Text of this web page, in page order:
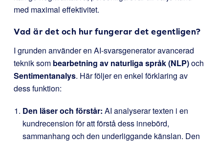
med maximal effektivitet.
Vad är det och hur fungerar det egentligen?
I grunden använder en AI-svarsgenerator avancerad
teknik som bearbetning av naturliga språk (NLP)och
Sentimentanalys. Här följer en enkel förklaring av
dess funktion:
Den läser och förstår: AI analyserar texten i en
kundrecension för att förstå dess innebörd,
sammanhang och den underliggande känslan. Den